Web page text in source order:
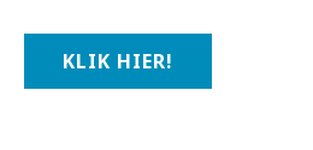
KLIK HIER!